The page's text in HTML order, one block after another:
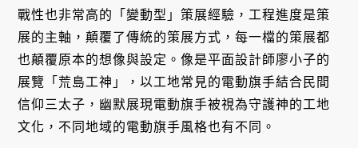
戰性也非常高的「變動型」策展經驗，工程進度是策
展的主軸，顛覆了傳統的策展方式，每一檔的策展都
也顛覆原本的想像與設定。像是平面設計師廖小子的
展覽「荒島工神」，以工地常見的電動旗手結合民間
信仰三太子，幽默展現電動旗手被視為守護神的工地
文化，不同地域的電動旗手風格也有不同。